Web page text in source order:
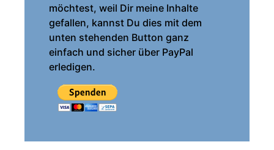
möchtest, weil Dir meine Inhalte
gefallen, kannst Du dies mit dem
unten stehenden Button ganz
einfach und sicher über PayPal
erledigen.